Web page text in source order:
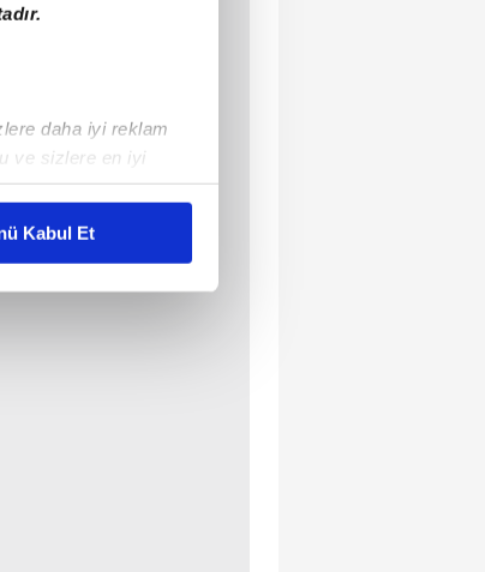
daha iyi reklam
ve sizlere en iyi
karşılamak
Kabul Et